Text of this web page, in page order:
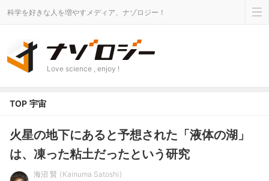
科学を好きな人を増やすメディア、ナゾロジー！
Love science , enjoy !
TOP 宇宙
火星の地下にあると予想された「液体の湖」
は、凍った粘土だったという研究
海沼 賢
Kainuma Satoshi